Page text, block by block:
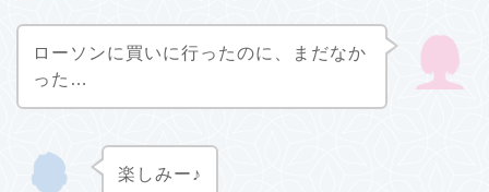
ローソンに買いに行ったのに、まだなか
った…
楽しみー♪